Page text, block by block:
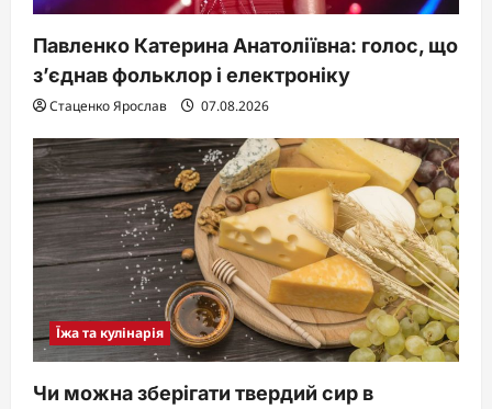
Павленко Катерина Анатоліївна: голос, що
з’єднав фольклор і електроніку
Стаценко Ярослав 07.08.2026
Їжа та кулінарія
Чи можна зберігати твердий сир в